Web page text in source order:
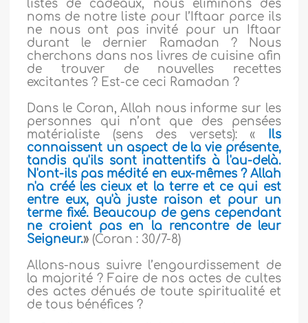
listes de cadeaux, nous éliminons des
noms de notre liste pour l’Iftaar parce ils
ne nous ont pas invité pour un Iftaar
durant le dernier Ramadan ? Nous
cherchons dans nos livres de cuisine afin
de trouver de nouvelles recettes
excitantes ? Est-ce ceci Ramadan ?
Dans le Coran, Allah nous informe sur les
personnes qui n’ont que des pensées
matérialiste (sens des versets): «
Ils
connaissent un aspect de la vie présente,
tandis qu'ils sont inattentifs à l'au-delà.
N'ont-ils pas médité en eux-mêmes ? Allah
n'a créé les cieux et la terre et ce qui est
entre eux, qu'à juste raison et pour un
terme fixé. Beaucoup de gens cependant
ne croient pas en la rencontre de leur
Seigneur.» (Coran : 30/7-8)
Allons-nous suivre l’engourdissement de
la majorité ? Faire de nos actes de cultes
des actes dénués de toute spiritualité et
de tous bénéfices ?